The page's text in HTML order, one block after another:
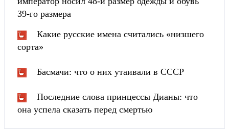
39-го размера
Какие русские имена считались «низшего
сорта»
Басмачи: что о них утаивали в СССР
Последние слова принцессы Дианы: что
она успела сказать перед смертью